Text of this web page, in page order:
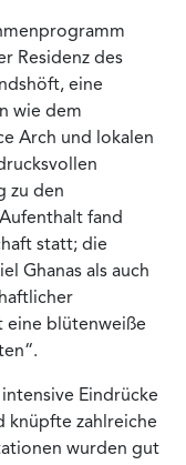
Residenz des
eine
wie dem
Arch und lokalen
zu den
fand
statt; die
Ghanas als auch
eine blütenweiße
Eindrücke
knüpfte zahlreiche
wurden gut